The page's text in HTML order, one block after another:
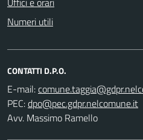
Numeri utili
CONTATTI D.P.O.
E-mail:
PEC:
Avv. Massimo Ramello